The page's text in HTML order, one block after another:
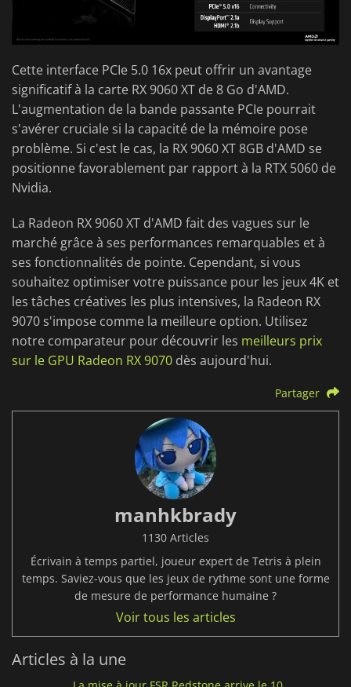
Cette interface PCIe 5.0 16x peut offrir un avantage
significatif à la carte RX 9060 XT de 8 Go d'AMD.
L'augmentation de la bande passante PCIe pourrait
s'avérer cruciale si la capacité de la mémoire pose
problème. Si c'est le cas, la RX 9060 XT 8GB d'AMD se
positionne favorablement par rapport à la RTX 5060 de
Nvidia.
La Radeon RX 9060 XT d'AMD fait des vagues sur le
marché grâce à ses performances remarquables et à
ses fonctionnalités de pointe. Cependant, si vous
souhaitez optimiser votre puissance pour les jeux 4K et
les tâches créatives les plus intensives, la Radeon RX
9070 s'impose comme la meilleure option. Utilisez
notre comparateur pour découvrir les meilleurs prix
sur le GPU Radeon RX 9070 dès aujourd'hui.
Partager
manhkbrady
1130 Articles
Écrivain à temps partiel, joueur expert de Tetris à plein
temps. Saviez-vous que les jeux de rythme sont une forme
de mesure de performance humaine ?
Voir tous les articles
Articles à la une